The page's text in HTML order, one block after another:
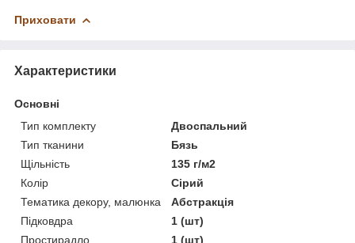
Приховати
Характеристики
Основні
Тип комплекту
Двоспальний
Тип тканини
Бязь
Щільність
135 г/м2
Колір
Сірий
Тематика декору, малюнка
Абстракція
Підковдра
1 (шт)
Простирадло
1 (шт)